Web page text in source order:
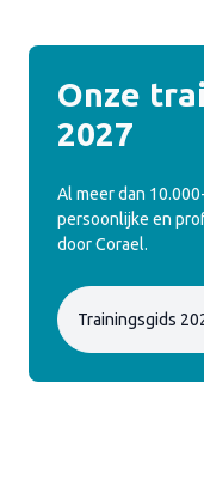
Onze
2027
Al meer dan
persoonlijke en
door Corael.
Trainingsgids